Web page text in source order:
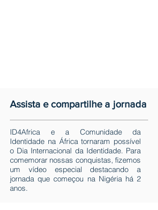
Assista e compartilhe a jornada
ID4Africa e a Comunidade da
Identidade na África tornaram possível
o Dia Internacional da Identidade. Para
comemorar nossas conquistas, fizemos
um vídeo especial destacando a
jornada que começou na Nigéria há 2
anos.